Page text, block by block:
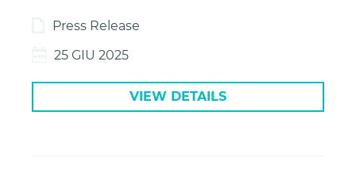
Press Release
25 GIU 2025
VIEW DETAILS